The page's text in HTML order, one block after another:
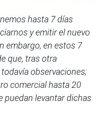
hasta 7 días
y emitir el nuevo
embargo, en estos 7
que, tras otra
observaciones;
comercial hasta 20
puedan levantar dichas